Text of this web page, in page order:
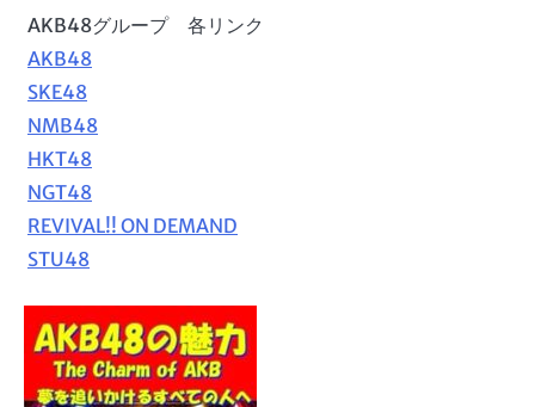
AKB48グループ 各リンク
AKB48
SKE48
NMB48
HKT48
NGT48
REVIVAL!! ON DEMAND
STU48